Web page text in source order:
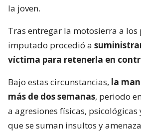
la joven.
Tras entregar la motosierra a los
imputado procedió a
víctima para retenerla en
Bajo estas circunstancias, la
más de dos semanas, periodo
a agresiones físicas, psicológicas
que se suman insultos y